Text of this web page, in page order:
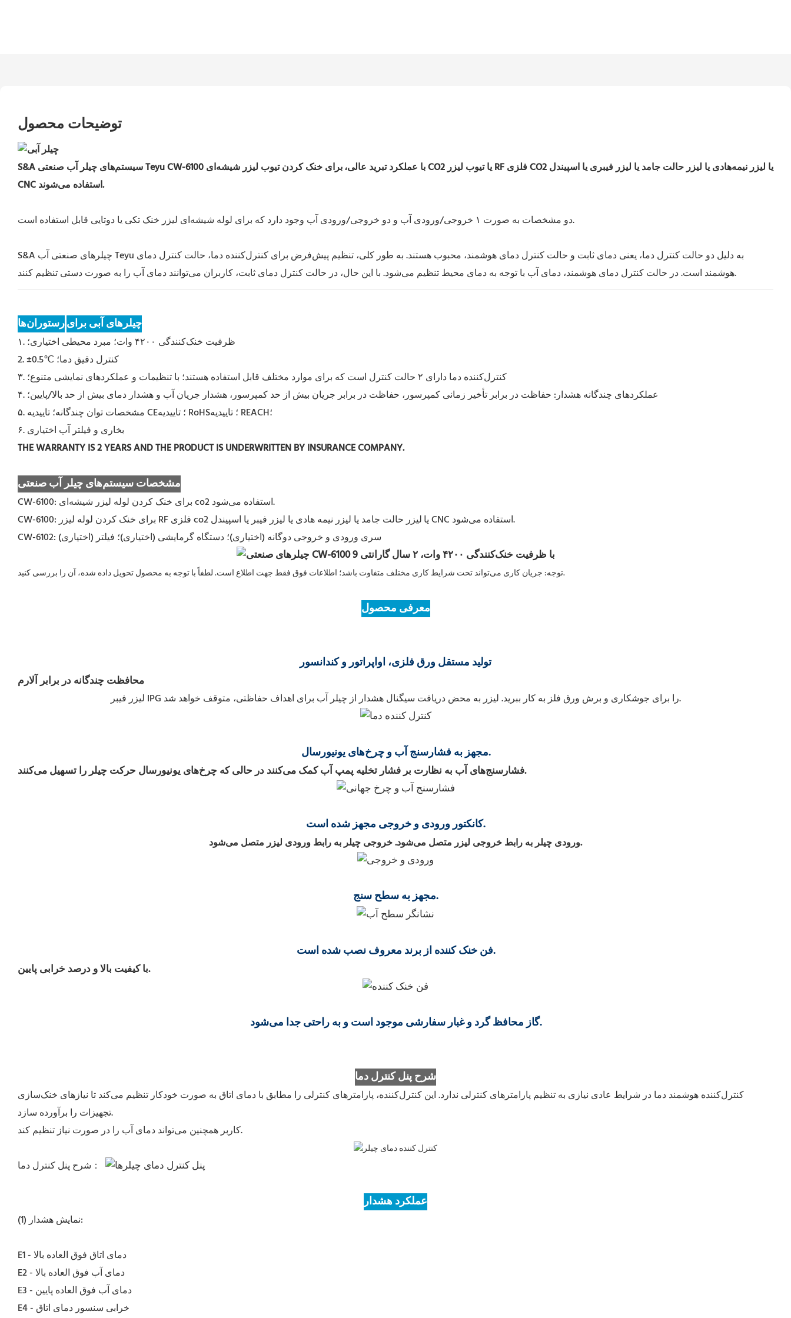
توضیحات محصول
S&A سیستم‌های چیلر آب صنعتی Teyu CW-6100 با عملکرد تبرید عالی،برای خنک کردن تیوب لیزر شیشه‌ای CO2 یا تیوب لیزر RF فلزی CO2 یا لیزر نیمه‌هادی یا لیزر حالت جامد یا لیزر فیبری یا اسپیندل
CNC استفاده می‌شوند.
دو مشخصات به صورت ۱ خروجی/ورودی آب و دو خروجی/ورودی آب وجود دارد که برای لوله شیشه‌ای لیزر خنک تکی یا دوتایی قابل استفاده است.
S&A چیلرهای صنعتی آب Teyu به دلیل دو حالت کنترل دما، یعنی دمای ثابت و حالت کنترل دمای هوشمند، محبوب هستند. به طور کلی، تنظیم پیش‌فرض برای کنترل‌کننده دما، حالت کنترل دمای
هوشمند است. در حالت کنترل دمای هوشمند، دمای آب با توجه به دمای محیط تنظیم می‌شود. با این حال، در حالت کنترل دمای ثابت، کاربران می‌توانند دمای آب را به صورت دستی تنظیم کنند.
چیلرهای آبی برایرستوران‌ها
۱. ظرفیت خنک‌کنندگی ۴۲۰۰ وات؛ مبرد محیطی اختیاری؛
2. ±0.5℃ کنترل دقیق دما؛
۳. کنترل‌کننده دما دارای ۲ حالت کنترل است که برای موارد مختلف قابل استفاده هستند؛ با تنظیمات و عملکردهای نمایشی متنوع؛
۴. عملکردهای چندگانه هشدار: حفاظت در برابر تأخیر زمانی کمپرسور، حفاظت در برابر جریان بیش از حد کمپرسور، هشدار جریان آب و هشدار دمای بیش از حد بالا/پایین؛
۵. مشخصات توان چندگانه؛ تاییدیه CE؛ تاییدیه RoHS؛ تاییدیه REACH؛
۶. بخاری و فیلتر آب اختیاری
THE WARRANTY IS 2 YEARS AND THE PRODUCT IS UNDERWRITTEN BY INSURANCE COMPANY.
مشخصات سیستم‌های چیلر آب صنعتی
CW-6100: برای خنک کردن لوله لیزر شیشه‌ای co2 استفاده می‌شود.
CW-6100: برای خنک کردن لوله لیزر RF فلزی co2 یا
لیزر حالت جامد یا لیزر نیمه هادی یا لیزر فیبر یا اسپیندل CNC استفاده می‌شود.
CW-6102: سری ورودی و خروجی دوگانه (اختیاری)؛ دستگاه گرمایشی (اختیاری)؛ فیلتر (اختیاری)
توجه: جریان کاری می‌تواند تحت شرایط کاری مختلف متفاوت باشد؛ اطلاعات فوق فقط جهت اطلاع است. لطفاً با توجه به محصول تحویل داده شده، آن را بررسی کنید.
معرفی محصول
تولید مستقل ورق فلزی، اواپراتور و کندانسور
محافظت چندگانه در برابر آلارم
لیزر فیبر IPG را برای جوشکاری و برش ورق فلز به کار ببرید.لیزر به محض دریافت سیگنال هشدار از چیلر آب برای اهداف حفاظتی، متوقف خواهد شد.
مجهز به فشارسنج آب و چرخ‌های یونیورسال.
فشارسنج‌های آب به نظارت بر فشار تخلیه پمپ آب کمک می‌کنند در حالی که چرخ‌های یونیورسال حرکت چیلر را تسهیل می‌کنند.
کانکتور ورودی و خروجی مجهز شده است.
ورودی چیلر به رابط خروجی لیزر متصل می‌شود. خروجی چیلر به رابط ورودی لیزر متصل می‌شود.
مجهز به سطح سنج.
فن خنک کننده از برند معروف نصب شده است.
با کیفیت بالا و درصد خرابی پایین.
گاز محافظ گرد و غبار سفارشی موجود است و به راحتی جدا می‌شود.
شرح پنل کنترل دما
کنترل‌کننده هوشمند دما در شرایط عادی نیازی به تنظیم پارامترهای کنترلی ندارد. این کنترل‌کننده، پارامترهای کنترلی را مطابق با دمای اتاق به صورت خودکار تنظیم می‌کند تا نیازهای خنک‌سازی
تجهیزات را برآورده سازد.
کاربر همچنین می‌تواند دمای آب را در صورت نیاز تنظیم کند.
شرح پنل کنترل دما：
عملکرد هشدار
(1) نمایش هشدار:
E1 - دمای اتاق فوق العاده بالا
E2 - دمای آب فوق العاده بالا
E3 - دمای آب فوق العاده پایین
E4 - خرابی سنسور دمای اتاق